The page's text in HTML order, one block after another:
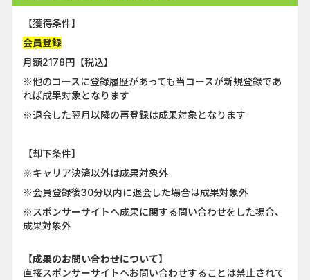
【獲得条件】
会員登録
月額2178円【税込】
※他のコースに登録履歴があっても当コースが新規登録であ
れば成果対象となります
※退会した翌月以降の再登録は成果対象となります
【却下条件】
※キャリア決済以外は成果対象外
※会員登録後30分以内に退会した場合は成果対象外
※スポンサーサイトへ成果に関する問い合わせをした場合、
成果対象外
【成果のお問い合わせについて】
直接スポンサーサイトへお問い合わせすることは禁止されて